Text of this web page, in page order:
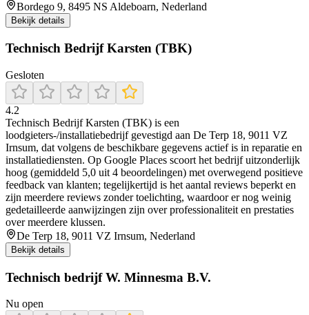
Bordego 9, 8495 NS Aldeboarn, Nederland
Bekijk details
Technisch Bedrijf Karsten (TBK)
Gesloten
4.2
Technisch Bedrijf Karsten (TBK) is een
loodgieters-/installatiebedrijf gevestigd aan De Terp 18, 9011 VZ
Irnsum, dat volgens de beschikbare gegevens actief is in reparatie en
installatiediensten. Op Google Places scoort het bedrijf uitzonderlijk
hoog (gemiddeld 5,0 uit 4 beoordelingen) met overwegend positieve
feedback van klanten; tegelijkertijd is het aantal reviews beperkt en
zijn meerdere reviews zonder toelichting, waardoor er nog weinig
gedetailleerde aanwijzingen zijn over professionaliteit en prestaties
over meerdere klussen.
De Terp 18, 9011 VZ Irnsum, Nederland
Bekijk details
Technisch bedrijf W. Minnesma B.V.
Nu open